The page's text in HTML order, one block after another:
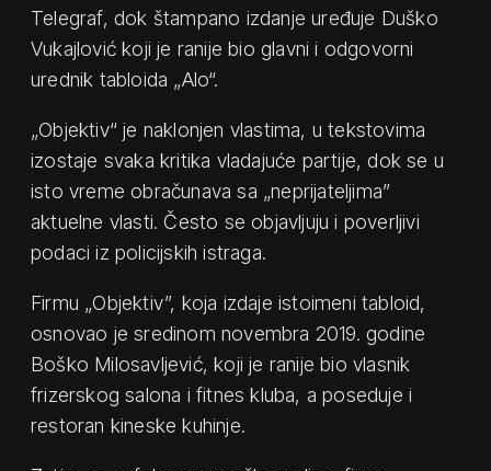
Telegraf, dok štampano izdanje uređuje Duško
Vukajlović koji je ranije bio glavni i odgovorni
urednik tabloida „Alo“.
„Objektiv“ je naklonjen vlastima, u tekstovima
izostaje svaka kritika vladajuće partije, dok se u
isto vreme obračunava sa „neprijateljima”
aktuelne vlasti. Često se objavljuju i poverljivi
podaci iz policijskih istraga.
Firmu „Objektiv”, koja izdaje istoimeni tabloid,
osnovao je sredinom novembra 2019. godine
Boško Milosavljević, koji je ranije bio vlasnik
frizerskog salona i fitnes kluba, a poseduje i
restoran kineske kuhinje.